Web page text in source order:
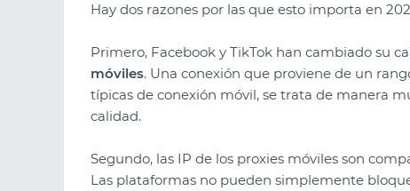
Hay dos razones por las que esto importa en
Primero, Facebook y TikTok han cambiado su
móviles. Una conexión que proviene de un
típicas de conexión móvil, se trata de manera
calidad.
Segundo, las IP de los proxies móviles son
Las plataformas no pueden simplemente